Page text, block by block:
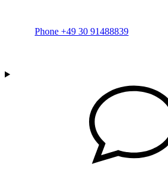
Phone +49 30 91488839